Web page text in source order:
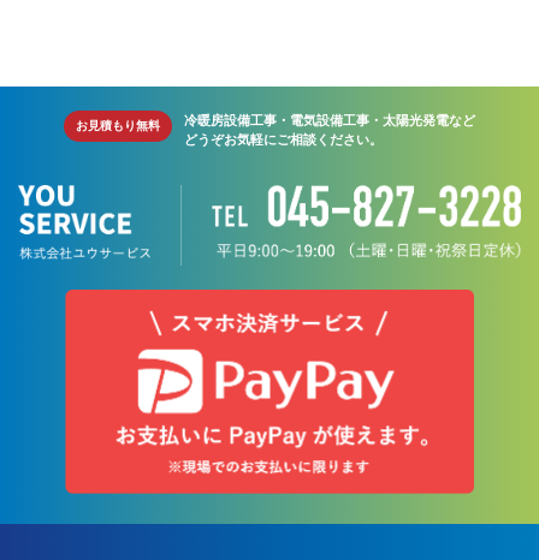
お見積もり無料
冷暖房設備工事・電気設備工事・太陽光発電など
どうぞお気軽にご相談ください。